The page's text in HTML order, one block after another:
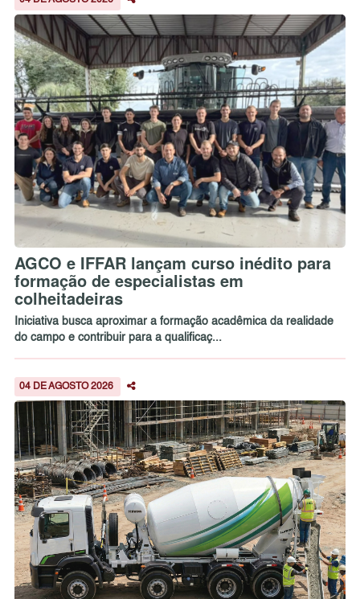
AGCO e IFFAR lançam curso inédito para
formação de especialistas em
colheitadeiras
Iniciativa busca aproximar a formação acadêmica da realidade
do campo e contribuir para a qualificaç...
04 DE AGOSTO 2026